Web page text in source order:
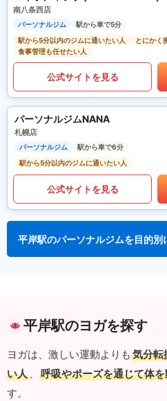
南八条西店
パーソナルジム
駅から車で5分
駅から5分以内のジムに通いたい人
とにかく
食事管理も任せたい人
公式サイトを見る
パーソナルジムNANA
札幌店
パーソナルジム
駅から車で6分
駅から5分以内のジムに通いたい人
公式サイトを見る
平岸駅のパーソナルジムを目的別
平岸駅のヨガを探す
ヨガは、激しい運動よりも 気分転
い人 、 呼吸やポーズを通じて体
す。